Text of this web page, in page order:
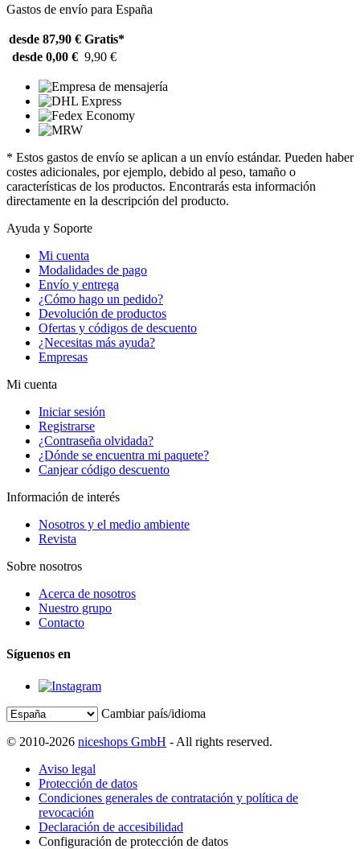
Gastos de envío para España
desde 87,90 € Gratis*
desde 0,00 € 9,90 €
* Estos gastos de envío se aplican a un envío estándar. Pueden haber
costes adicionales, por ejemplo, debido al peso, tamaño o
características de los productos. Encontrarás esta información
directamente en la descripción del producto.
Ayuda y Soporte
Mi cuenta
Modalidades de pago
Envío y entrega
¿Cómo hago un pedido?
Devolución de productos
Ofertas y códigos de descuento
¿Necesitas más ayuda?
Empresas
Mi cuenta
Iniciar sesión
Registrarse
¿Contraseña olvidada?
¿Dónde se encuentra mi paquete?
Canjear código descuento
Información de interés
Nosotros y el medio ambiente
Revista
Sobre nosotros
Acerca de nosotros
Nuestro grupo
Contacto
Síguenos en
Cambiar país/idioma
© 2010-2026 niceshops GmbH - All rights reserved.
Aviso legal
Protección de datos
Condiciones generales de contratación y política de
revocación
Declaración de accesibilidad
Configuración de protección de datos